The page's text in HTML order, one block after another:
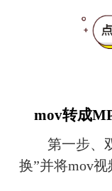
mov转成
第一步、双
换”并将mov视